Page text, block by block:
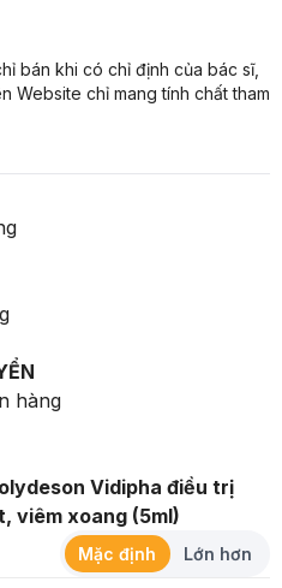
bán khi có chỉ định của bác sĩ,
Website chỉ mang tính chất tham
hàng
Vidipha điều trị
viêm xoang (5ml)
Mặc định Lớn hơn